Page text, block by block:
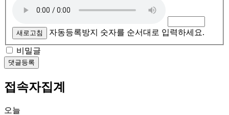
새로고침 자동등록방지 숫자를 순서대로 입력하세요.
비밀글
댓글등록
접속자집계
오늘